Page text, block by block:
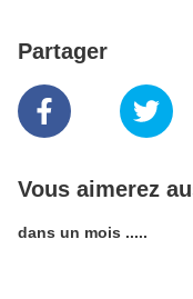
Partager
Vous aimerez
dans un mois .....